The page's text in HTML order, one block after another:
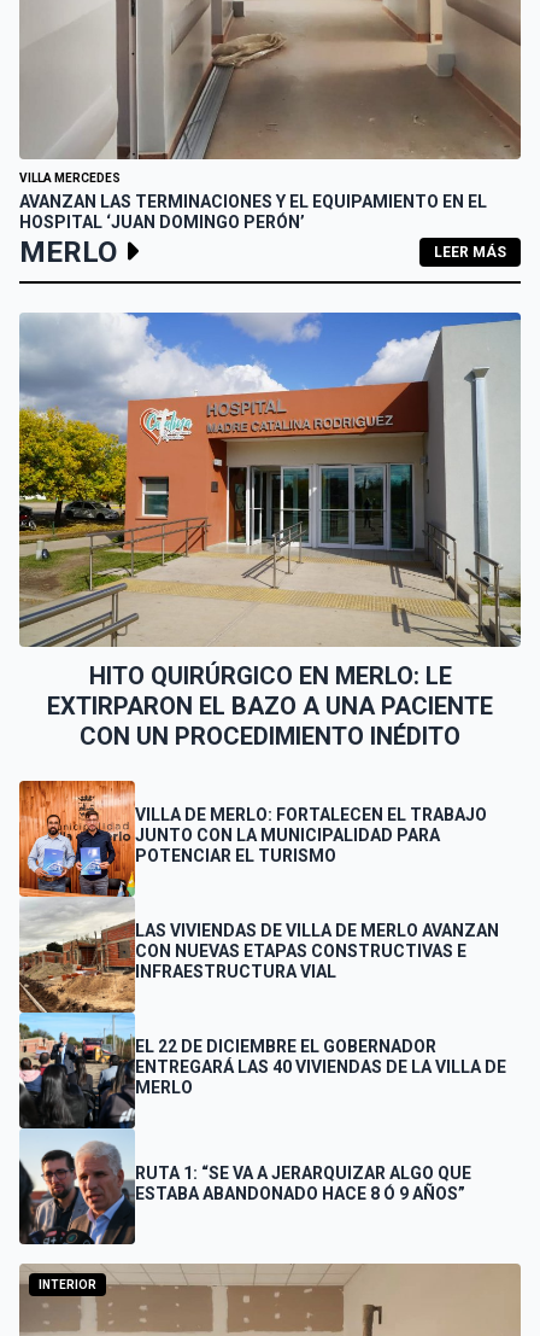
VILLA MERCEDES
AVANZAN LAS TERMINACIONES Y EL EQUIPAMIENTO EN EL
HOSPITAL ‘JUAN DOMINGO PERÓN’
MERLO LEER MÁS
HITO QUIRÚRGICO EN MERLO: LE
EXTIRPARON EL BAZO A UNA PACIENTE
CON UN PROCEDIMIENTO INÉDITO
VILLA DE MERLO: FORTALECEN EL TRABAJO
JUNTO CON LA MUNICIPALIDAD PARA
POTENCIAR EL TURISMO
LAS VIVIENDAS DE VILLA DE MERLO AVANZAN
CON NUEVAS ETAPAS CONSTRUCTIVAS E
INFRAESTRUCTURA VIAL
EL 22 DE DICIEMBRE EL GOBERNADOR
ENTREGARÁ LAS 40 VIVIENDAS DE LA VILLA DE
MERLO
RUTA 1: “SE VA A JERARQUIZAR ALGO QUE
ESTABA ABANDONADO HACE 8 Ó 9 AÑOS”
INTERIOR